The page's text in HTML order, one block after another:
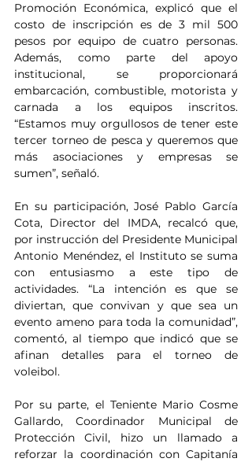
Promoción Económica, explicó que el
costo de inscripción es de 3 mil 500
pesos por equipo de cuatro personas.
Además, como parte del apoyo
institucional, se proporcionará
embarcación, combustible, motorista y
carnada a los equipos inscritos.
“Estamos muy orgullosos de tener este
tercer torneo de pesca y queremos que
más asociaciones y empresas se
sumen”, señaló.
En su participación, José Pablo García
Cota, Director del IMDA, recalcó que,
por instrucción del Presidente Municipal
Antonio Menéndez, el Instituto se suma
con entusiasmo a este tipo de
actividades. “La intención es que se
diviertan, que convivan y que sea un
evento ameno para toda la comunidad”,
comentó, al tiempo que indicó que se
afinan detalles para el torneo de
voleibol.
Por su parte, el Teniente Mario Cosme
Gallardo, Coordinador Municipal de
Protección Civil, hizo un llamado a
reforzar la coordinación con Capitanía